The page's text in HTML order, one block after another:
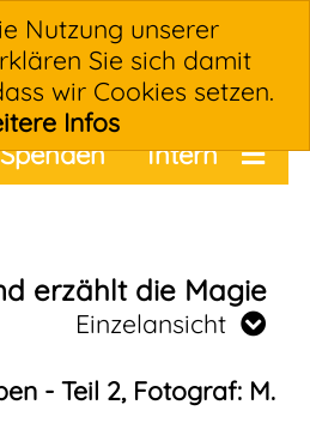
Nutzung unserer
Sie sich damit
wir Cookies setzen.
Infos
Intern
Spenden
erzählt die Magie
Einzelansicht
- Teil 2, Fotograf: M.